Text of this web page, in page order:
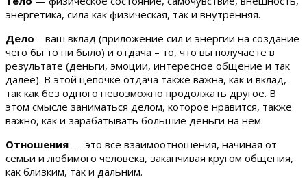
энергетика, сила как физическая, так и внутренняя.
Дело – ваш вклад (приложение сил и энергии на создание
чего бы то ни было) и отдача – то, что вы получаете в
результате (деньги, эмоции, интересное общение и так
далее). В этой цепочке отдача также важна, как и вклад,
так как без одного невозможно продолжать другое. В
этом смысле заниматься делом, которое нравится, также
важно, как и зарабатывать большие деньги на нем.
Отношения — это все взаимоотношения, начиная от
семьи и любимого человека, заканчивая кругом общения,
как близким, так и дальним.